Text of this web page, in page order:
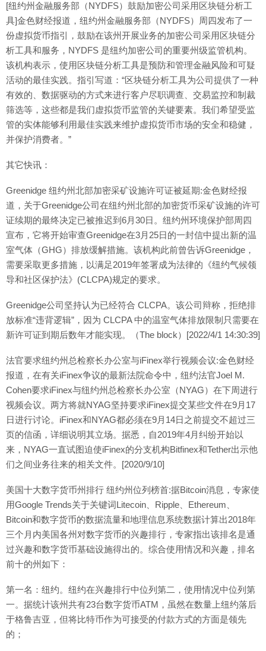
[纽约州金融服务部（NYDFS）鼓励加密公司采用区块链分析工
具]金色财经报道，纽约州金融服务部（NYDFS）周四发布了一
份虚拟货币指引，鼓励在该州开展业务的加密公司采用区块链分
析工具和服务，NYDFS 是纽约加密公司的重要州级监管机构。
该机构表示，使用区块链分析工具是预防和管理金融风险和可疑
活动的最佳实践。指引写道：“区块链分析工具为公司提供了一种
有效的、数据驱动的方式来进行客户尽职调查、交易监控和制裁
筛选等，这些都是我们虚拟货币监管的关键要素。我们希望受监
管的实体能够利用最佳实践来维护虚拟货币市场的安全和稳健，
并保护消费者。”
其它快讯：
Greenidge 纽约州北部加密采矿设施许可证被延期:金色财经报
道，关于Greenidge公司在纽约州北部的加密货币采矿设施的许可
证续期的最终决定已被推迟到6月30日。纽约州环境保护部周四
宣布，它将开始审查Greenidge在3月25日的一封信中提出新的温
室气体（GHG）排放缓解措施。该机构此前曾告诉Greenidge，
需要采取更多措施，以满足2019年签署成为法律的《纽约气候领
导和社区保护法》(CLCPA)规定的要求。
Greenidge公司坚持认为已经符合 CLCPA。该公司辩称，拒绝排
放标准“违背逻辑”，因为 CLCPA 中的温室气体排放限制只需要在
新许可证到期后数年才能实现。（The block）[2022/4/1 14:30:39]
法官要求纽约州总检察长办公室与iFinex举行视频会议:金色财经
报道，在有关iFinex争议的最新法院命令中，纽约法官Joel M.
Cohen要求iFinex与纽约州总检察长办公室（NYAG）在下周进行
视频会议。两方将就NYAG坚持要求iFinex提交某些文件在9月17
日进行讨论。iFinex和NYAG都必须在9月14日之前提交不超过三
页的信函，详细说明其立场。据悉，自2019年4月纠纷开始以
来，NYAG一直试图迫使iFinex的分支机构Bitfinex和Tether出示他
们之间业务往来的相关文件。[2020/9/10]
美国十大数字货币州排行 纽约州位列榜首:据Bitcoin消息，专家使
用Google Trends关于关键词Litecoin、Ripple、Ethereum、
Bitcoin和数字货币的数据流量和地理信息系统数据计算出2018年
三个月内美国各州对数字货币的兴趣排行，专家指出该排名是通
过兴趣和数字货币基础设施得出的。综合使用情况和兴趣，排名
前十的州如下：
第一名：纽约。纽约在兴趣排行中位列第二，使用情况中位列第
一。据统计该州共有23台数字货币ATM，虽然在数量上纽约落后
于格鲁吉亚，但将比特币作为可接受的付款方式的方面是领先
的；